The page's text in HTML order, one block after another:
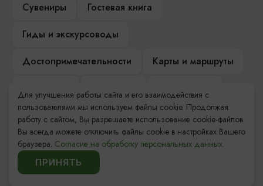
Сувениры
Гостевая книга
Гиды и экскурсоводы
Достопримечательности
Карты и маршруты
Компас Балтийской кухни
Настоящий Калининградец
Музеи
Для улучшения работы сайта и его взаимодействия с
пользователями мы используем файлы cookie. Продолжая
работу с сайтом, Вы разрешаете использование cookie-файлов.
Вы всегда можете отключить файлы cookie в настройках Вашего
браузера. Согласие на обработку персональных данных.
ПРИНЯТЬ